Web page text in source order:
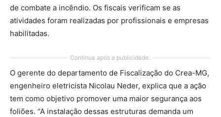
de combate a incêndio. Os fiscais verificam se as
atividades foram realizadas por profissionais e empresas
habilitadas.
Continua após a publicidade..
O gerente do departamento de Fiscalização do Crea-MG,
engenheiro eletricista Nicolau Neder, explica que a ação
tem como objetivo promover uma maior segurança aos
foliões. “A instalação dessas estruturas demanda um